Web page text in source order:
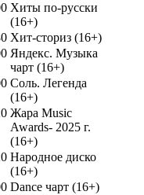
Хиты по-русски
(16+)
Хит-сториз (16+)
Яндекс. Музыка
чарт (16+)
Соль. Легенда
(16+)
Жара Music
Awards- 2025 г.
(16+)
Народное диско
(16+)
Dance чарт (16+)